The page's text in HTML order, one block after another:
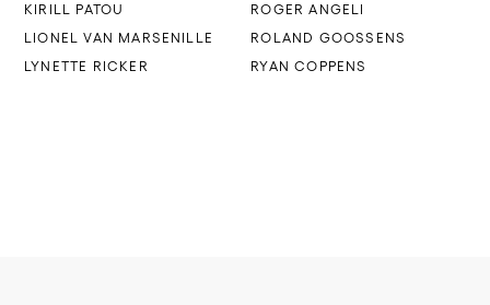
KIRILL PATOU
LIONEL VAN MARSENILLE
LYNETTE RICKER
ROGER ANGELI
ROLAND GOOSSENS
RYAN COPPENS